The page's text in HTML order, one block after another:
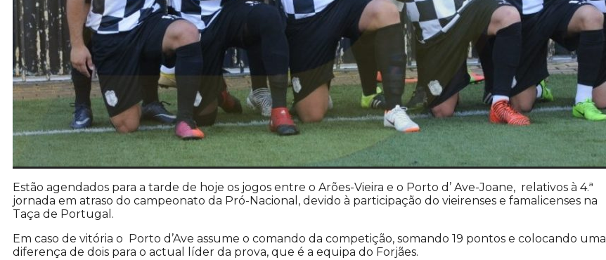
Estão agendados para a tarde de hoje os jogos entre o Arões-Vieira e o Porto d’ Ave-Joane, relativos à 4.ª
jornada em atraso do campeonato da Pró-Nacional, devido à participação do vieirenses e famalicenses na
Taça de Portugal.
Em caso de vitória o Porto d’Ave assume o comando da competição, somando 19 pontos e colocando uma
diferença de dois para o actual líder da prova, que é a equipa do Forjães.